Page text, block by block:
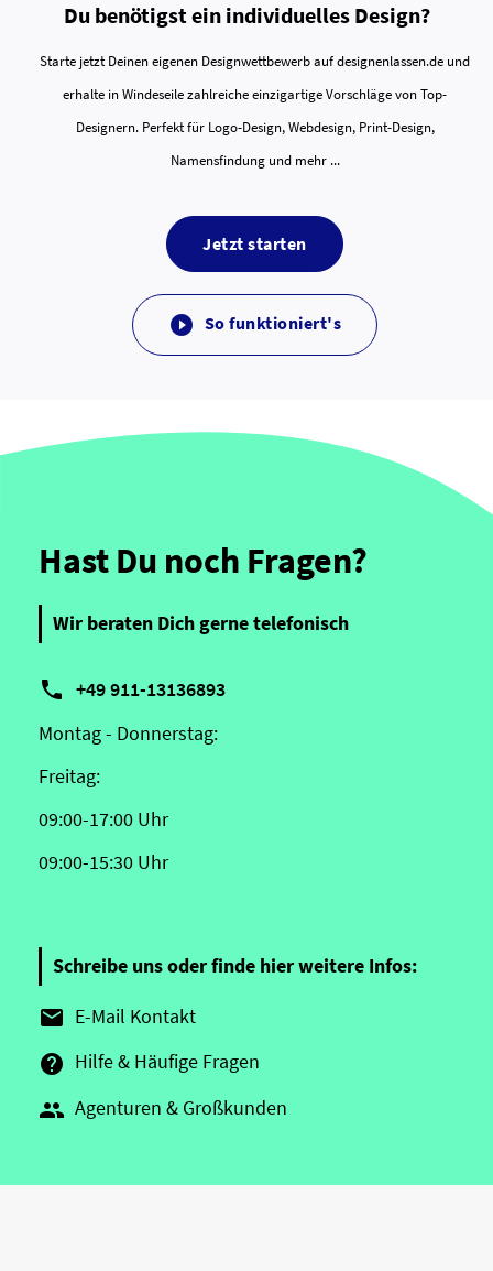
Du benötigst ein individuelles Design?
Starte jetzt Deinen eigenen Designwettbewerb auf designenlassen.de und
erhalte in Windeseile zahlreiche einzigartige Vorschläge von Top-
Designern. Perfekt für Logo-Design, Webdesign, Print-Design,
Namensfindung und mehr ...
Jetzt starten
 So funktioniert's
Hast Du noch Fragen?
Wir beraten Dich gerne telefonisch
 +49 911-13136893
Montag - Donnerstag:
Freitag:
09:00-17:00 Uhr
09:00-15:30 Uhr
Schreibe uns oder finde hier weitere Infos:
 E-Mail Kontakt
 Hilfe & Häufige Fragen
 Agenturen & Großkunden